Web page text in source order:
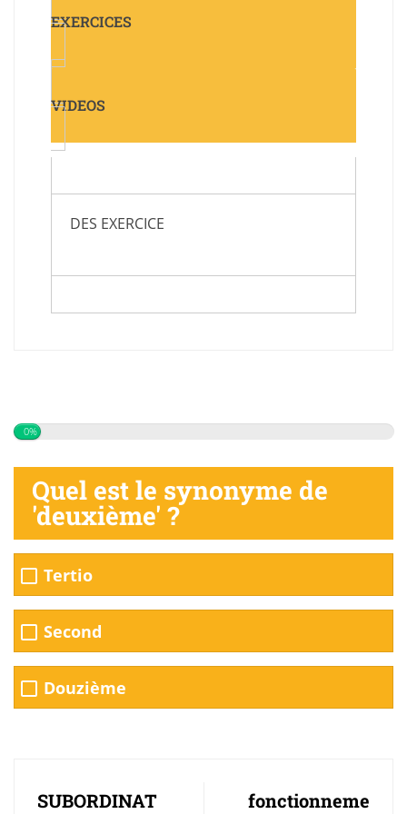
EXERCICES
VIDEOS
DES EXERCICE
0%
Quel est le synonyme de
'deuxième' ?
Tertio
Second
Douzième
SUBORDINAT fonctionneme